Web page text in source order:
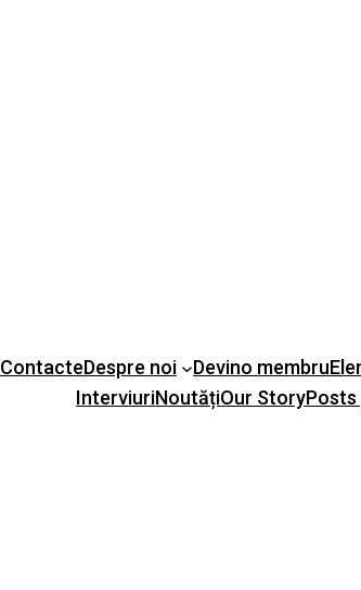
ContacteDespre noi Devino membru
InterviuriNoutățiOur StoryPosts